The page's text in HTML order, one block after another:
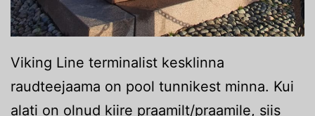
Viking Line terminalist kesklinna
raudteejaama on pool tunnikest minna. Kui
alati on olnud kiire praamilt/praamile, siis